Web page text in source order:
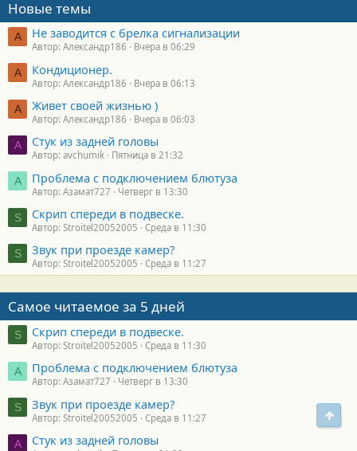
Новые темы
А Не заводится с брелка сигнализации
Автор: Александр186 Вчера в 06:29
А Кондиционер.
Автор: Александр186 Вчера в 06:13
А Живет своей жизнью )
Автор: Александр186 Вчера в 06:03
A Стук из задней головы
Автор: avchumik Пятница в 21:32
А Проблема с подключением блютуза
Автор: Азамат727 Четверг в 13:30
S Скрип спереди в подвеске.
Автор: Stroitel20052005 Среда в 11:30
S Звук при проезде камер?
Автор: Stroitel20052005 Среда в 11:27
Самое читаемое за 5 дней
S Скрип спереди в подвеске.
Автор: Stroitel20052005 Среда в 11:30
А Проблема с подключением блютуза
Автор: Азамат727 Четверг в 13:30
S Звук при проезде камер?
Автор: Stroitel20052005 Среда в 11:27
A Стук из задней головы